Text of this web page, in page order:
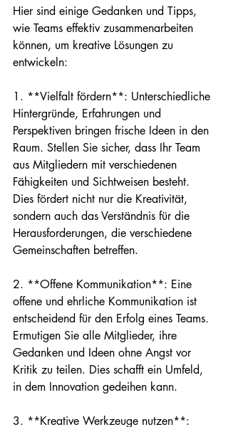
Hier sind einige Gedanken und Tipps,
wie Teams effektiv zusammenarbeiten
können, um kreative Lösungen zu
entwickeln:
1. **Vielfalt fördern**: Unterschiedliche
Hintergründe, Erfahrungen und
Perspektiven bringen frische Ideen in den
Raum. Stellen Sie sicher, dass Ihr Team
aus Mitgliedern mit verschiedenen
Fähigkeiten und Sichtweisen besteht.
Dies fördert nicht nur die Kreativität,
sondern auch das Verständnis für die
Herausforderungen, die verschiedene
Gemeinschaften betreffen.
2. **Offene Kommunikation**: Eine
offene und ehrliche Kommunikation ist
entscheidend für den Erfolg eines Teams.
Ermutigen Sie alle Mitglieder, ihre
Gedanken und Ideen ohne Angst vor
Kritik zu teilen. Dies schafft ein Umfeld,
in dem Innovation gedeihen kann.
3. **Kreative Werkzeuge nutzen**: